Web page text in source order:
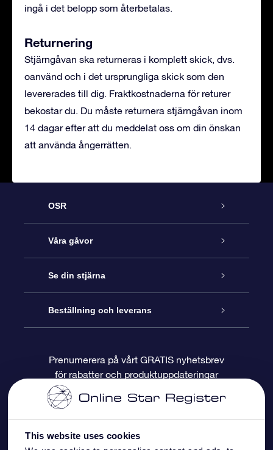
This website uses cookies
ingå i det belopp som återbetalas.
Returnering
Stjärngåvan ska returneras i komplett skick, dvs.
oanvänd och i det ursprungliga skick som den
levererades till dig. Fraktkostnaderna för returer
bekostar du. Du måste returnera stjärngåvan inom
14 dagar efter att du meddelat oss om din önskan
att använda ångerrätten.
OSR
Kundtjänst
Kontakta oss
Blogg
Recensioner
Våra gåvor
Online-Stjärngåva
OSR Gåvopaket
OSR Presentkort
Företagspresenter
Se din stjärna
Stjärnregiste
Personlig Stjärnsida
One Million Stars
OSR Starsaver
Beställning och leverans
Betalningsinformation
Returpolicy
Prenumerera på vårt GRATIS nyhetsbrev
för rabatter och produktuppdateringar